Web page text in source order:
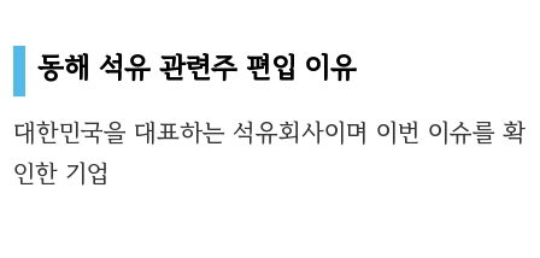
동해 석유 관련주 편입 이유
대한민국을 대표하는 석유회사이며 이번 이슈를 확
인한 기업